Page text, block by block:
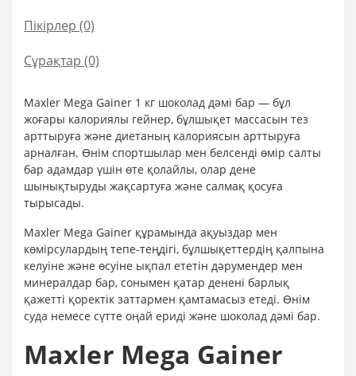
Пікірлер (0)
Сұрақтар (0)
Maxler Mega Gainer 1 кг шоколад дәмі бар — бұл
жоғары калориялы гейнер, бұлшықет массасын тез
арттыруға және диетаның калориясын арттыруға
арналған. Өнім спортшылар мен белсенді өмір салты
бар адамдар үшін өте қолайлы, олар дене
шынықтыруды жақсартуға және салмақ қосуға
тырысады.
Maxler Mega Gainer құрамында ақуыздар мен
көмірсулардың тепе-теңдігі, бұлшықеттердің қалпына
келуіне және өсуіне ықпал ететін дәрумендер мен
минералдар бар, сонымен қатар денені барлық
қажетті қоректік заттармен қамтамасыз етеді. Өнім
суда немесе сүтте оңай ериді және шоколад дәмі бар.
Maxler Mega Gainer